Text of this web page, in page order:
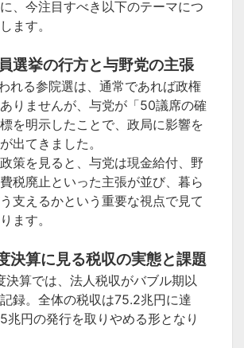
、今注目すべき以下のテーマにつ
ます。
選挙の行方と与野党の主張
れる参院選は、通常であれば政権
りませんが、与党が「50議席の確
を明示したことで、政局に影響を
出てきました。
策を見ると、与党は現金給付、野
税廃止といった主張が並び、暮ら
支えるかという重要な視点で見て
ます。
決算に見る税収の実態と課題
算では、法人税収がバブル期以
録。全体の税収は75.2兆円に達
兆円の発行を取りやめる形となり